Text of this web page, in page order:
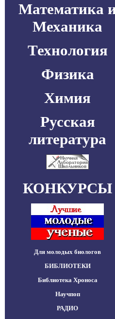
Математика
Механика
Технология
Физика
Химия
Русская
литература
КОНКУРСЫ
Для молодых биологов
БИБЛИОТЕКИ
Библиотека Хроноса
Научпоп
РАДИО